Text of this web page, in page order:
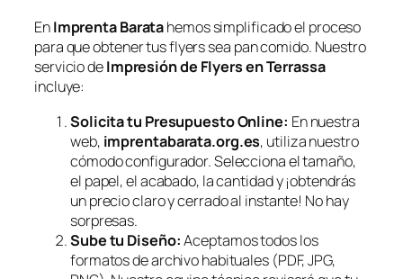
EnImprenta Baratahemos simplificado el proceso
para que obtener tus flyers sea pan comido. Nuestro
servicio deImpresión de Flyers en Terrassa
incluye:
Solicita tu Presupuesto Online: En nuestra
web, imprentabarata.org.es, utiliza nuestro
cómodo configurador. Selecciona el tamaño,
el papel, el acabado, la cantidad y ¡obtendrás
un precio claro y cerrado al instante! No hay
sorpresas.
Sube tu Diseño:Aceptamos todos los
formatos de archivo habituales (PDF, JPG,